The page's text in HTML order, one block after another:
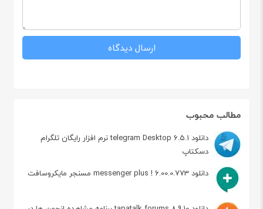
مطالب محبوب
دانلود telegram Desktop 6.5.1 نرم افزار رایگان تلگرام
دسکتاپ
دانلود messenger plus ! 6.00.0.773 مسنجر مایکروسافت